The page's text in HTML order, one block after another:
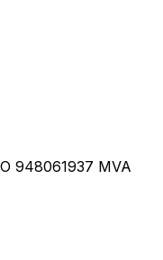
948061937 MVA